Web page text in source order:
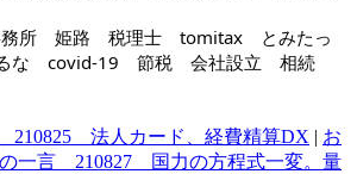
所　姫路　税理士　tomitax　とみたっ
な　covid-19　節税　会社設立　相続
210825 法人カード、経費精算DX | お
一言 210827 国力の方程式一変。量